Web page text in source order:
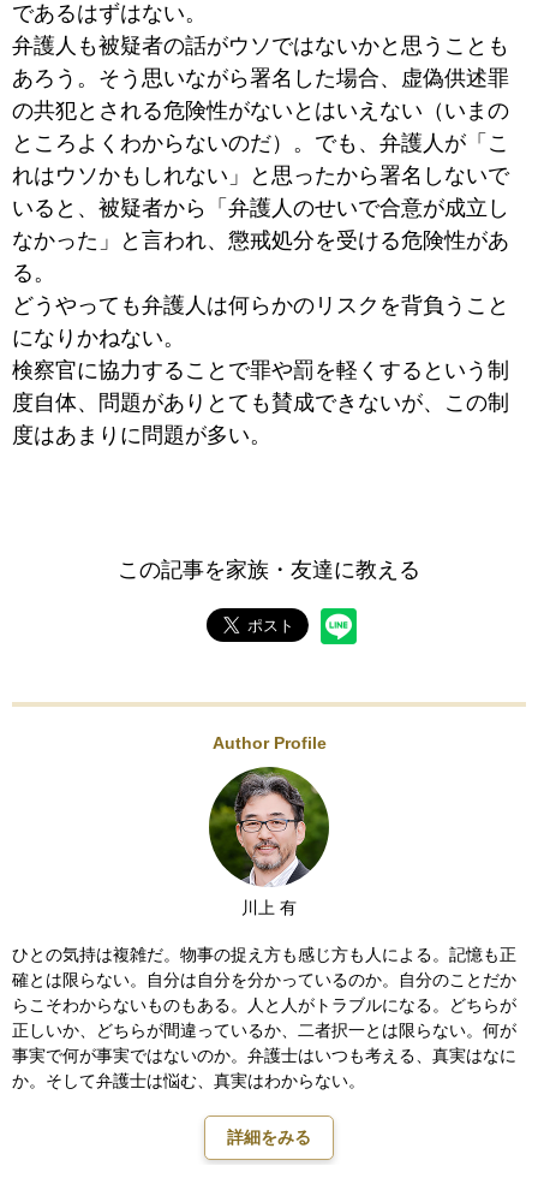
であるはずはない。
弁護人も被疑者の話がウソではないかと思うことも
あろう。そう思いながら署名した場合、虚偽供述罪
の共犯とされる危険性がないとはいえない（いまの
ところよくわからないのだ）。でも、弁護人が「こ
れはウソかもしれない」と思ったから署名しないで
いると、被疑者から「弁護人のせいで合意が成立し
なかった」と言われ、懲戒処分を受ける危険性があ
る。
どうやっても弁護人は何らかのリスクを背負うこと
になりかねない。
検察官に協力することで罪や罰を軽くするという制
度自体、問題がありとても賛成できないが、この制
度はあまりに問題が多い。
この記事を家族・友達に教える
Author Profile
川上 有
ひとの気持は複雑だ。物事の捉え方も感じ方も人による。記憶も正
確とは限らない。自分は自分を分かっているのか。自分のことだか
らこそわからないものもある。人と人がトラブルになる。どちらが
正しいか、どちらが間違っているか、二者択一とは限らない。何が
事実で何が事実ではないのか。弁護士はいつも考える、真実はなに
か。そして弁護士は悩む、真実はわからない。
詳細をみる